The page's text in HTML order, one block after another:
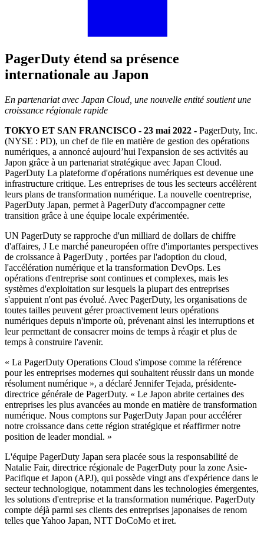
PagerDuty étend sa présence
internationale au Japon
En partenariat avec Japan Cloud, une nouvelle entité soutient une
croissance régionale rapide
TOKYO ET SAN FRANCISCO - 23 mai 2022 - PagerDuty, Inc.
(NYSE : PD), un chef de file en matière de gestion des opérations
numériques, a annoncé aujourd’hui l'expansion de ses activités au
Japon grâce à un partenariat stratégique avec Japan Cloud.
PagerDuty La plateforme d'opérations numériques est devenue une
infrastructure critique. Les entreprises de tous les secteurs accélèrent
leurs plans de transformation numérique. La nouvelle coentreprise,
PagerDuty Japan, permet à PagerDuty d'accompagner cette
transition grâce à une équipe locale expérimentée.
UN PagerDuty se rapproche d'un milliard de dollars de chiffre
d'affaires, J Le marché paneuropéen offre d'importantes perspectives
de croissance à PagerDuty , portées par l'adoption du cloud,
l'accélération numérique et la transformation DevOps. Les
opérations d'entreprise sont continues et complexes, mais les
systèmes d'exploitation sur lesquels la plupart des entreprises
s'appuient n'ont pas évolué. Avec PagerDuty, les organisations de
toutes tailles peuvent gérer proactivement leurs opérations
numériques depuis n'importe où, prévenant ainsi les interruptions et
leur permettant de consacrer moins de temps à réagir et plus de
temps à construire l'avenir.
« La PagerDuty Operations Cloud s'impose comme la référence
pour les entreprises modernes qui souhaitent réussir dans un monde
résolument numérique », a déclaré Jennifer Tejada, présidente-
directrice générale de PagerDuty. « Le Japon abrite certaines des
entreprises les plus avancées au monde en matière de transformation
numérique. Nous comptons sur PagerDuty Japan pour accélérer
notre croissance dans cette région stratégique et réaffirmer notre
position de leader mondial. »
L'équipe PagerDuty Japan sera placée sous la responsabilité de
Natalie Fair, directrice régionale de PagerDuty pour la zone Asie-
Pacifique et Japon (APJ), qui possède vingt ans d'expérience dans le
secteur technologique, notamment dans les technologies émergentes,
les solutions d'entreprise et la transformation numérique. PagerDuty
compte déjà parmi ses clients des entreprises japonaises de renom
telles que Yahoo Japan, NTT DoCoMo et iret.